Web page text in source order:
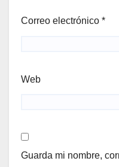
Correo electrónico *
Web
Guarda mi nombre,